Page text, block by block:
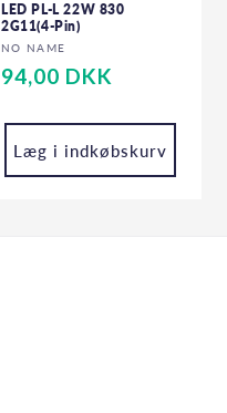
LED PL-L 22W 830
2G11(4-Pin)
Forhandler:
NO NAME
Normalpris
94,00 DKK
Læg i indkøbskurv